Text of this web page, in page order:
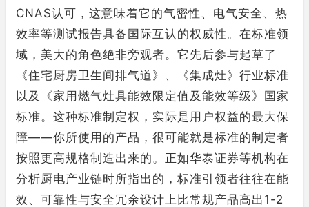
CNAS认可，这意味着它的气密性、电气安全、热
效率等测试报告具备国际互认的权威性。在标准领
域，美大的角色绝非旁观者。它先后参与起草了
《住宅厨房卫生间排气道》、《集成灶》行业标准
以及《家用燃气灶具能效限定值及能效等级》国家
标准。这种标准制定权，实际是用户权益的最大保
障——你所使用的产品，很可能就是标准的制定者
按照更高规格制造出来的。正如华泰证券等机构在
分析厨电产业链时所指出的，标准引领者往往在能
效、可靠性与安全冗余设计上比常规产品高出1-2